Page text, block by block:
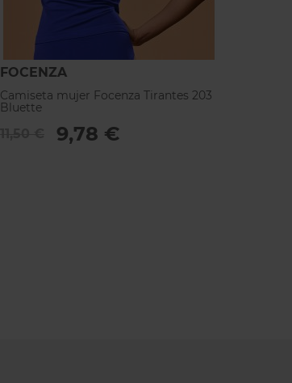
FOCENZA
Camiseta mujer Focenza Tirantes 203
Bluette
9,78 €